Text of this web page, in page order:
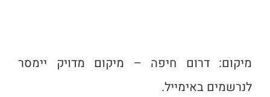
מיקום: דרום חיפה – מיקום מדויק יימסר
לנרשמים באימייל.